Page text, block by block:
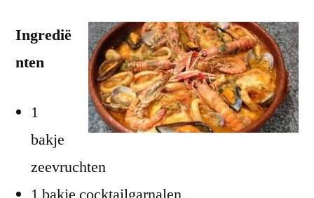
Ingredië
nten
1
bakje
zeevruchten